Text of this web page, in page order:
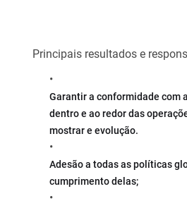
Principais resultados e
Garantir a conformidade com
dentro e ao redor das
mostrar e evolução.
Adesão a todas as políticas
cumprimento delas;